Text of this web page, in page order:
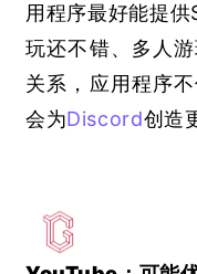
用程序最好能提
玩还不错、多人
关系，应用程序
会为Discord创造